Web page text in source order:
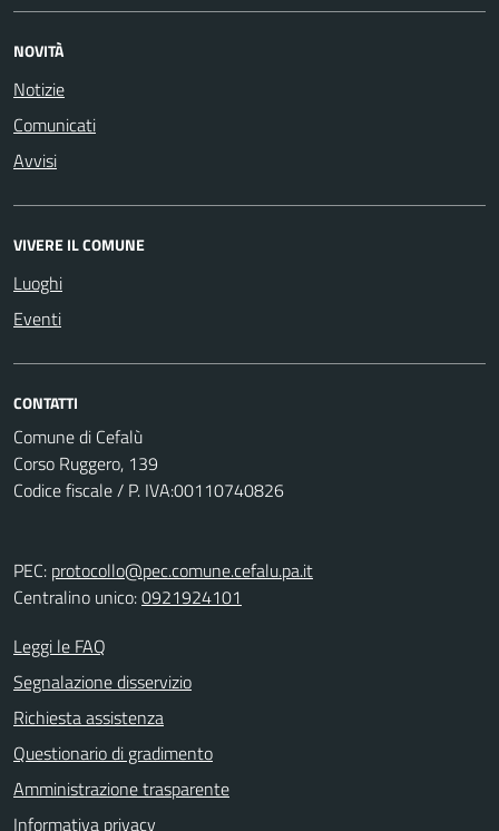
NOVITÀ
Notizie
Comunicati
Avvisi
VIVERE IL COMUNE
Luoghi
Eventi
CONTATTI
Comune di Cefalù
Corso Ruggero, 139
Codice fiscale / P. IVA:00110740826
PEC: protocollo@pec.comune.cefalu.pa.it
Centralino unico:0921924101
Leggi le FAQ
Segnalazione disservizio
Richiesta assistenza
Questionario di gradimento
Amministrazione trasparente
Informativa privacy